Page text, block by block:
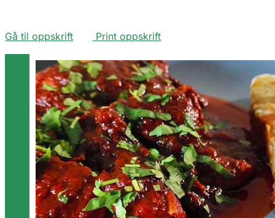
Gå til oppskrift Print oppskrift